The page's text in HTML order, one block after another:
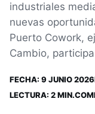
industriales
nuevas
Puerto Cowork,
Cambio,
FECHA: 9 JUNIO 2026
LECTURA: 2 MIN.